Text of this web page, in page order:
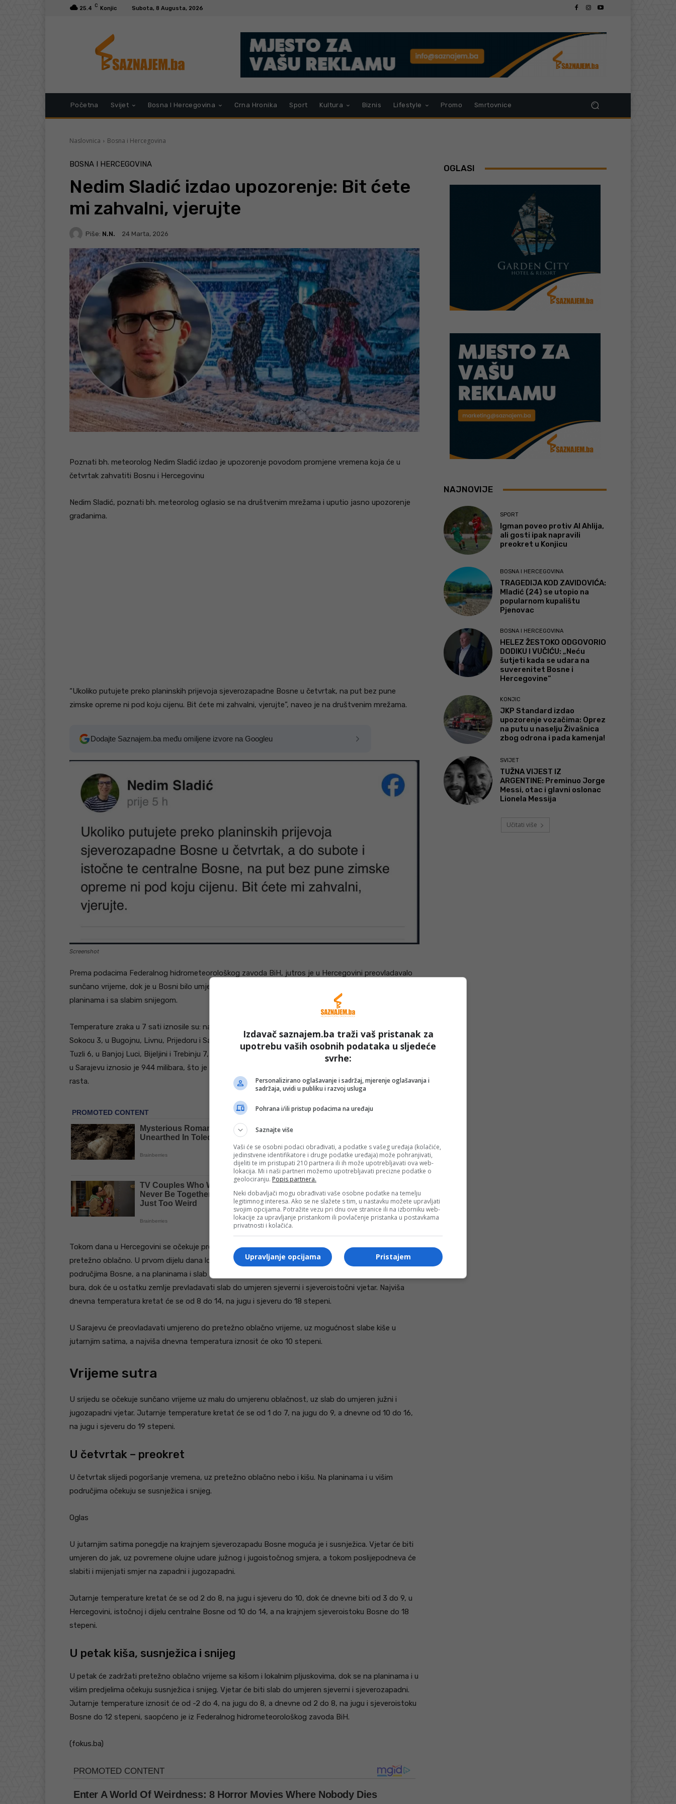
25.4 C Konjic Subota, 8 Augusta, 2026
Početna Svijet Bosna I Hercegovina Crna Hronika Sport Kultura Biznis Lifestyle Promo Smrtovnice
Naslovnica Bosna i Hercegovina
BOSNA I HERCEGOVINA
Nedim Sladić izdao upozorenje: Bit ćete
mi zahvalni, vjerujte
Piše: N.N. 24 Marta, 2026
Poznati bh. meteorolog Nedim Sladić izdao je upozorenje povodom promjene vremena koja će u
četvrtak zahvatiti Bosnu i Hercegovinu
Nedim Sladić, poznati bh. meteorolog oglasio se na društvenim mrežama i uputio jasno upozorenje
građanima.
“Ukoliko putujete preko planinskih prijevoja sjeverozapadne Bosne u četvrtak, na put bez pune
zimske opreme ni pod koju cijenu. Bit ćete mi zahvalni, vjerujte”, naveo je na društvenim mrežama.
Dodajte Saznajem.ba među omiljene izvore na Googleu
Screenshot
Prema podacima Federalnog hidrometeorološkog zavoda BiH, jutros je u Hercegovini preovladavalo
sunčano vrijeme, dok je u Bosni bilo umjereno do pretežno oblačno, ponegdje sa slabom kišom, a na
planinama i sa slabim snijegom.
Temperature zraka u 7 sati iznosile su: na Bjelašnici -4 stepena, u Drvaru 1, na Ivan Sedlu 2, u Bihaću i
Sokocu 3, u Bugojnu, Livnu, Prijedoru i Sanskom Mostu 4, u Sarajevu i Zenici 5, u Doboju, Srebrenici i
Tuzli 6, u Banjoj Luci, Bijeljini i Trebinju 7, u Gradačcu 9, te u Mostaru 12 stepeni. Atmosferski pritisak
u Sarajevu iznosio je 944 milibara, što je za 2 milibara više od normalnog, uz tendenciju laganog
rasta.
Tokom dana u Hercegovini se očekuje pretežno sunčano vrijeme, dok će u Bosni biti umjereno do
pretežno oblačno. U prvom dijelu dana lokalno je moguća slaba kiša u centralnim i istočnim
područjima Bosne, a na planinama i slab snijeg. Na jugu i jugozapadu puhat će umjerena do pojačana
bura, dok će u ostatku zemlje prevladavati slab do umjeren sjeverni i sjeveroistočni vjetar. Najviša
dnevna temperatura kretat će se od 8 do 14, na jugu i sjeveru do 18 stepeni.
U Sarajevu će preovladavati umjereno do pretežno oblačno vrijeme, uz mogućnost slabe kiše u
jutarnjim satima, a najviša dnevna temperatura iznosit će oko 10 stepeni.
Vrijeme sutra
U srijedu se očekuje sunčano vrijeme uz malu do umjerenu oblačnost, uz slab do umjeren južni i
jugozapadni vjetar. Jutarnje temperature kretat će se od 1 do 7, na jugu do 9, a dnevne od 10 do 16,
na jugu i sjeveru do 19 stepeni.
U četvrtak – preokret
U četvrtak slijedi pogoršanje vremena, uz pretežno oblačno nebo i kišu. Na planinama i u višim
područjima očekuju se susnježica i snijeg.
Oglas
U jutarnjim satima ponegdje na krajnjem sjeverozapadu Bosne moguća je i susnježica. Vjetar će biti
umjeren do jak, uz povremene olujne udare južnog i jugoistočnog smjera, a tokom poslijepodneva će
slabiti i mijenjati smjer na zapadni i jugozapadni.
Jutarnje temperature kretat će se od 2 do 8, na jugu i sjeveru do 10, dok će dnevne biti od 3 do 9, u
Hercegovini, istočnoj i dijelu centralne Bosne od 10 do 14, a na krajnjem sjeveroistoku Bosne do 18
stepeni.
U petak kiša, susnježica i snijeg
U petak će zadržati pretežno oblačno vrijeme sa kišom i lokalnim pljuskovima, dok se na planinama i u
višim predjelima očekuju susnježica i snijeg. Vjetar će biti slab do umjeren sjeverni i sjeverozapadni.
Jutarnje temperature iznosit će od -2 do 4, na jugu do 8, a dnevne od 2 do 8, na jugu i sjeveroistoku
Bosne do 12 stepeni, saopćeno je iz Federalnog hidrometeorološkog zavoda BiH.
(fokus.ba)
OGLASI
NAJNOVIJE
SPORT
Igman poveo protiv Al Ahlija,
ali gosti ipak napravili
preokret u Konjicu
BOSNA I HERCEGOVINA
TRAGEDIJA KOD ZAVIDOVIĆA:
Mladić (24) se utopio na
popularnom kupalištu
Pjenovac
BOSNA I HERCEGOVINA
HELEZ ŽESTOKO ODGOVORIO
DODIKU I VUČIĆU: „Neću
šutjeti kada se udara na
suverenitet Bosne i
Hercegovine“
KONJIC
JKP Standard izdao
upozorenje vozačima: Oprez
na putu u naselju Živašnica
zbog odrona i pada kamenja!
SVIJET
TUŽNA VIJEST IZ
ARGENTINE: Preminuo Jorge
Messi, otac i glavni oslonac
Lionela Messija
Učitati više
Izdavač saznajem.ba traži vaš pristanak za
upotrebu vaših osobnih podataka u sljedeće
svrhe:
Personalizirano oglašavanje i sadržaj, mjerenje oglašavanja i
sadržaja, uvidi u publiku i razvoj usluga
Pohrana i/ili pristup podacima na uređaju
Saznajte više
Vaši će se osobni podaci obrađivati, a podatke s vašeg uređaja (kolačiće,
jedinstvene identifikatore i druge podatke uređaja) može pohranjivati,
dijeliti te im pristupati 210 partnera ili ih može upotrebljavati ova web-
lokacija. Mi i naši partneri možemo upotrebljavati precizne podatke o
geolociranju. Popis partnera.
Neki dobavljači mogu obrađivati vaše osobne podatke na temelju
legitimnog interesa. Ako se ne slažete s tim, u nastavku možete upravljati
svojim opcijama. Potražite vezu pri dnu ove stranice ili na izborniku web-
lokacije za upravljanje pristankom ili povlačenje pristanka u postavkama
privatnosti i kolačića.
Pristajem
Upravljanje opcijama